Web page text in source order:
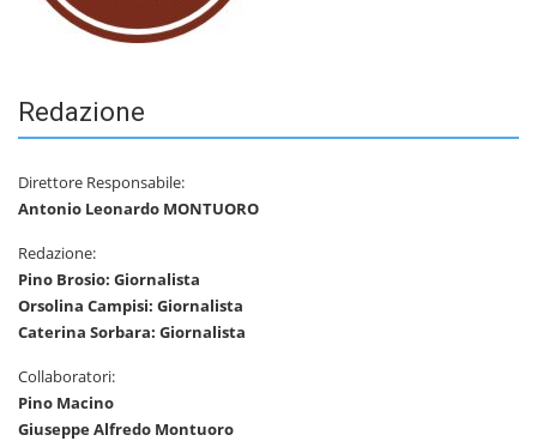
Redazione
Direttore Responsabile:
Antonio Leonardo MONTUORO
Redazione:
Pino Brosio: Giornalista
Orsolina Campisi: Giornalista
Caterina Sorbara: Giornalista
Collaboratori:
Pino Macino
Giuseppe Alfredo Montuoro